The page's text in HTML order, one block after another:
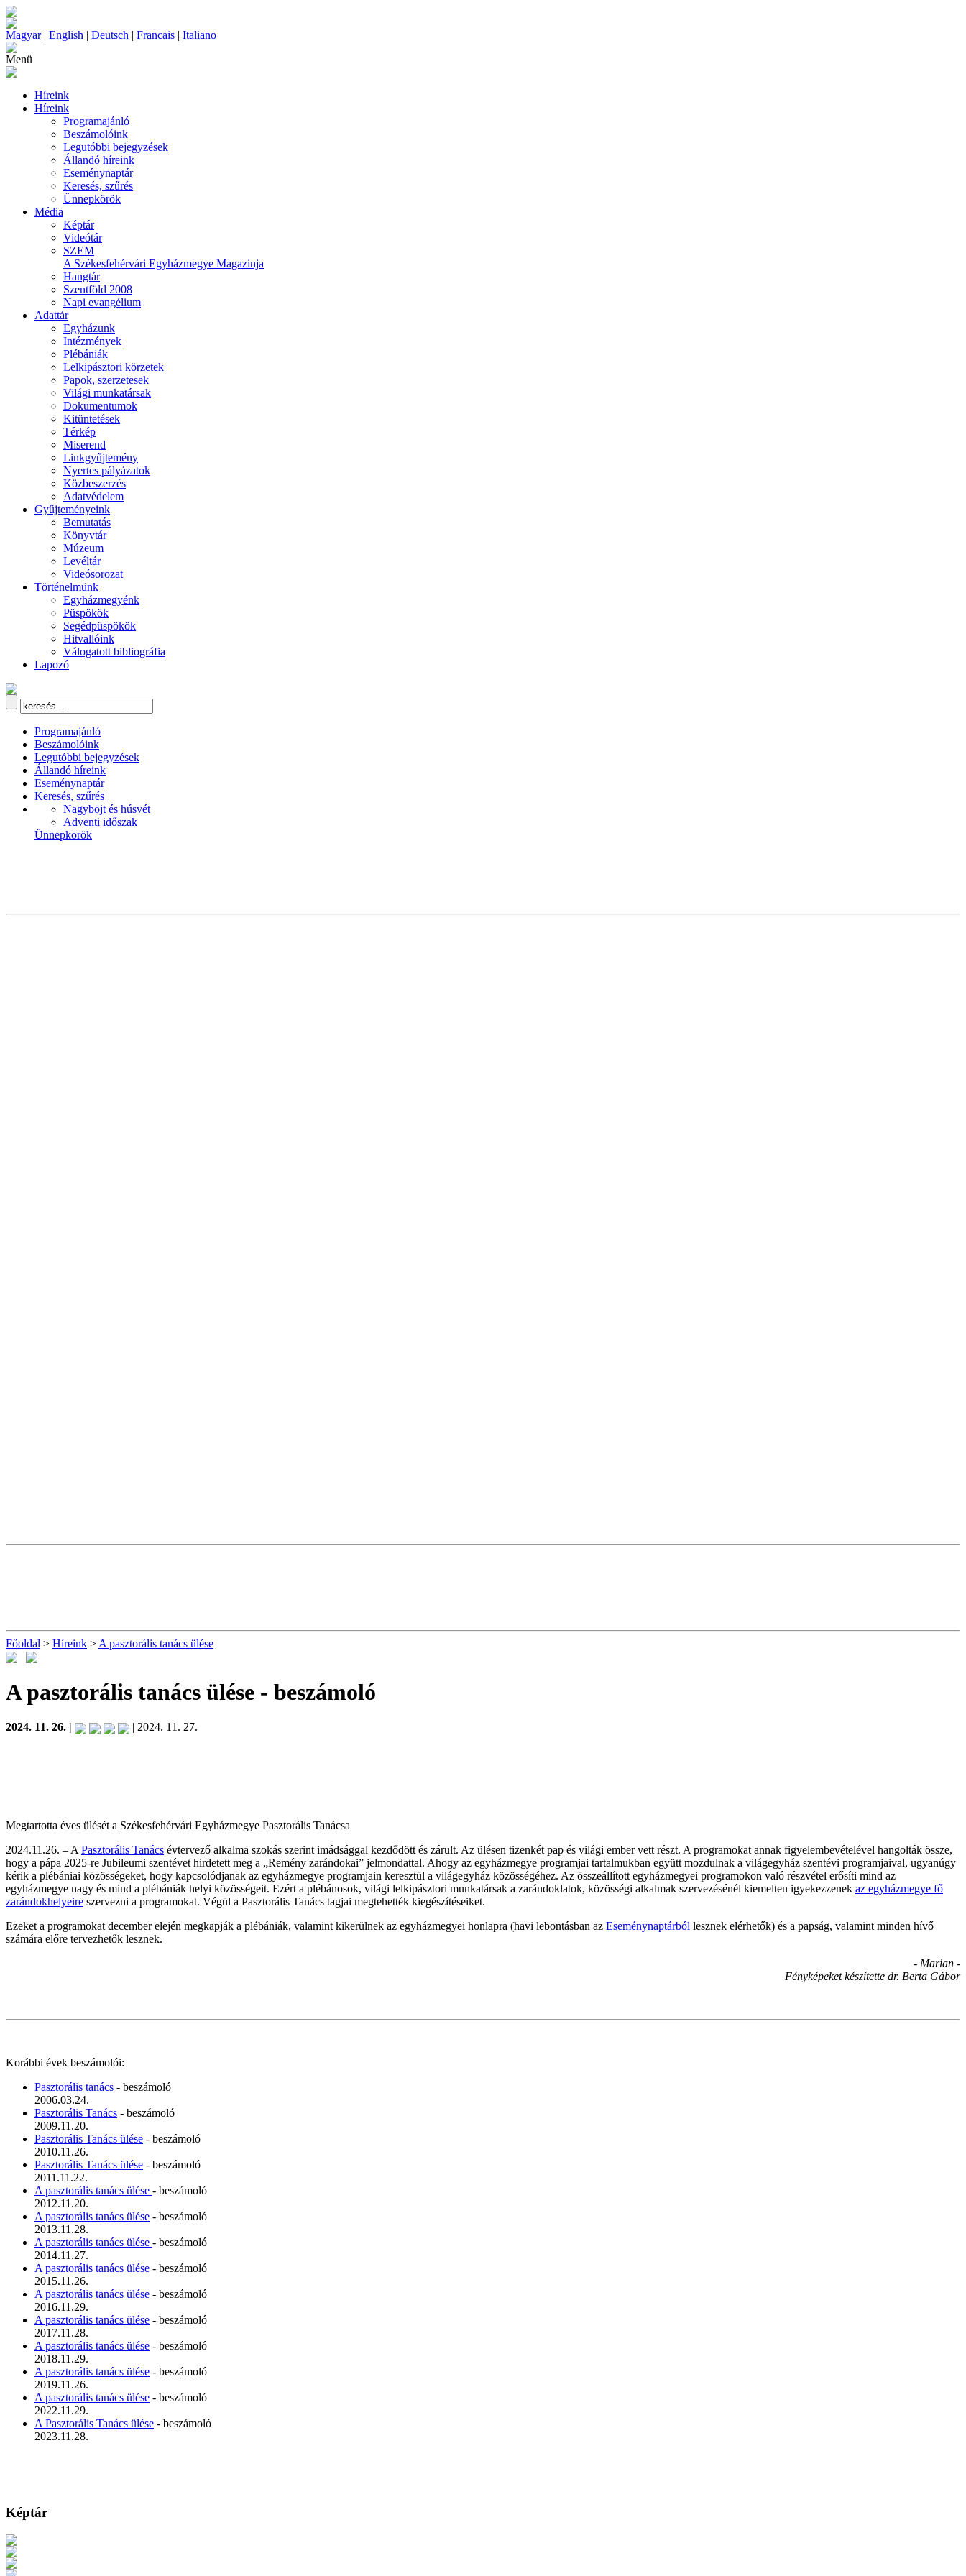
Magyar| English | Deutsch | Francais | Italiano
Menü
Híreink
Híreink
Programajánló
Beszámolóink
Legutóbbi bejegyzések
Állandó híreink
Eseménynaptár
Keresés, szűrés
Ünnepkörök
Média
Képtár
Videótár
SZEM
A Székesfehérvári Egyházmegye Magazinja
Hangtár
Szentföld 2008
Napi evangélium
Adattár
Egyházunk
Intézmények
Plébániák
Lelkipásztori körzetek
Papok, szerzetesek
Világi munkatársak
Dokumentumok
Kitüntetések
Térkép
Miserend
Linkgyűjtemény
Nyertes pályázatok
Közbeszerzés
Adatvédelem
Gyűjteményeink
Bemutatás
Könyvtár
Múzeum
Levéltár
Videósorozat
Történelmünk
Egyházmegyénk
Püspökök
Segédpüspökök
Hitvallóink
Válogatott bibliográfia
Lapozó
Programajánló
Beszámolóink
Legutóbbi bejegyzések
Állandó híreink
Eseménynaptár
Keresés, szűrés
Nagyböjt és húsvét
Adventi időszak
Ünnepkörök
Főoldal > Híreink > A pasztorális tanács ülése
A pasztorális tanács ülése - beszámoló
2024. 11. 26. | | 2024. 11. 27.
Megtartotta éves ülését a Székesfehérvári Egyházmegye Pasztorális Tanácsa
2024.11.26. – A Pasztorális Tanács évtervező alkalma szokás szerint imádsággal kezdődött és zárult. Az ülésen tizenkét pap és világi ember vett részt. A programokat annak figyelembevételével hangolták össze,
hogy a pápa 2025-re Jubileumi szentévet hirdetett meg a „Remény zarándokai” jelmondattal. Ahogy az egyházmegye programjai tartalmukban együtt mozdulnak a világegyház szentévi programjaival, ugyanúgy
kérik a plébániai közösségeket, hogy kapcsolódjanak az egyházmegye programjain keresztül a világegyház közösségéhez. Az összeállított egyházmegyei programokon való részvétel erősíti mind az
egyházmegye nagy és mind a plébániák helyi közösségeit. Ezért a plébánosok, világi lelkipásztori munkatársak a zarándoklatok, közösségi alkalmak szervezésénél kiemelten igyekezzenek az egyházmegye fő
zarándokhelyeire szervezni a programokat. Végül a Pasztorális Tanács tagjai megtehették kiegészítéseiket.
Ezeket a programokat december elején megkapják a plébániák, valamint kikerülnek az egyházmegyei honlapra (havi lebontásban az Eseménynaptárból lesznek elérhetők) és a papság, valamint minden hívő
számára előre tervezhetők lesznek.
- Marian -
Fényképeket készítette dr. Berta Gábor
Korábbi évek beszámolói:
Pasztorális tanács - beszámoló
2006.03.24.
Pasztorális Tanács - beszámoló
2009.11.20.
Pasztorális Tanács ülése - beszámoló
2010.11.26.
Pasztorális Tanács ülése - beszámoló
2011.11.22.
A pasztorális tanács ülése - beszámoló
2012.11.20.
A pasztorális tanács ülése - beszámoló
2013.11.28.
A pasztorális tanács ülése - beszámoló
2014.11.27.
A pasztorális tanács ülése - beszámoló
2015.11.26.
A pasztorális tanács ülése - beszámoló
2016.11.29.
A pasztorális tanács ülése - beszámoló
2017.11.28.
A pasztorális tanács ülése - beszámoló
2018.11.29.
A pasztorális tanács ülése - beszámoló
2019.11.26.
A pasztorális tanács ülése - beszámoló
2022.11.29.
A Pasztorális Tanács ülése - beszámoló
2023.11.28.
Képtár